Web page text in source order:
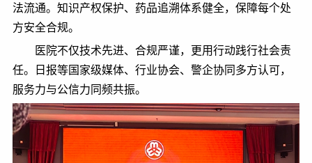
法流通。知识产权保护、药品追溯体系健全，保障每个处
方安全合规。
医院不仅技术先进、合规严谨，更用行动践行社会责
任。日报等国家级媒体、行业协会、警企协同多方认可，
服务力与公信力同频共振。